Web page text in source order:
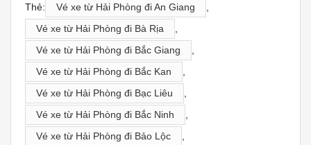
Thẻ: Vé xe từ Hải Phòng đi An Giang
Vé xe từ Hải Phòng đi Bà Rịa
Vé xe từ Hải Phòng đi Bắc Giang
Vé xe từ Hải Phòng đi Bắc Kan
Vé xe từ Hải Phòng đi Bạc Liêu
Vé xe từ Hải Phòng đi Bắc Ninh
Vé xe từ Hải Phòng đi Bảo Lộc